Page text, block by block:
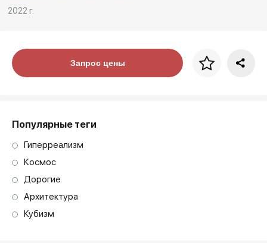
2022 г.
Цена за багетЗапрос цены
Популярные теги
Гиперреализм
Космос
Дорогие
Архитектура
Кубизм